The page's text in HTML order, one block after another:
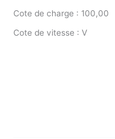
Cote de charge : 100,00
Cote de vitesse : V